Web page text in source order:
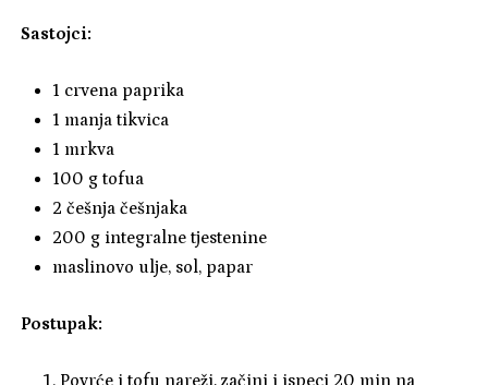
Sastojci:
1 crvena paprika
1 manja tikvica
1 mrkva
100 g tofua
2 češnja češnjaka
200 g integralne tjestenine
maslinovo ulje, sol, papar
Postupak:
Povrće i tofu nareži, začini i ispeci 20 min na